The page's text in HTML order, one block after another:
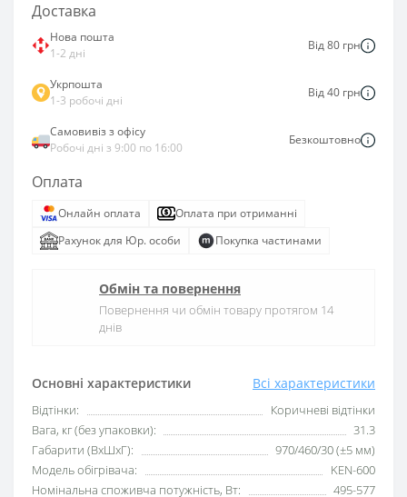
Основні характеристики Всі характеристики
Відтінки:
Коричневі відтінки
Вага, кг (без упаковки):
31.3
Габарити (ВхШхГ):
970/460/30 (±5 мм)
Модель обігрівача:
KEN-600
Номінальна споживча потужність, Вт:
495-577
Доставка
Нова пошта
1-2 дні
Від 80 грн
Укрпошта
1-3 робочі дні
Від 40 грн
Самовивіз з офісу
Робочі дні з 9:00 по 16:00
Безкоштовно
Оплата
Онлайн оплата
Оплата при отриманні
Рахунок для Юр. особи
Покупка частинами
Обмін та повернення
Повернення чи обмін товару протягом 14
днів